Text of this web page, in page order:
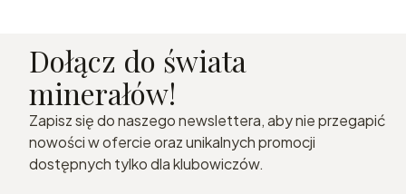
Dołącz do świata
minerałów!
Zapisz się do naszego newslettera, aby nie przegapić
nowości w ofercie oraz unikalnych promocji
dostępnych tylko dla klubowiczów.